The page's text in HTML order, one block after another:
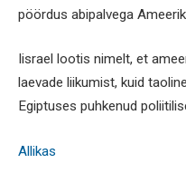
pöördus abipalvega
Iisrael lootis nimelt, et
laevade liikumist, kuid
Egiptuses puhkenud
Allikas